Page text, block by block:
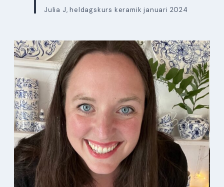
Julia J, heldagskurs keramik januari 2024